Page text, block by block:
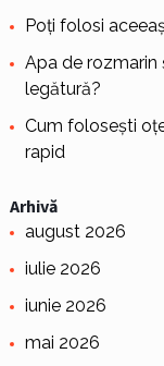
Poți folosi
Apa de rozmarin
legătură?
Cum folosești
rapid
Arhivă
august 2026
iulie 2026
iunie 2026
mai 2026